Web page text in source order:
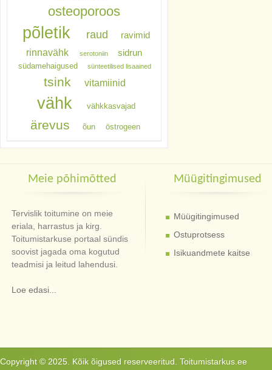
osteoporoos
põletik raud ravimid
rinnavähk serotoniin sidrun
südamehaigused sünteetilised lisaained
tsink vitamiinid
vähk vähkkasvajad
ärevus õun östrogeen
Meie põhimõtted
Tervislik toitumine on meie
eriala, harrastus ja kirg.
Toitumistarkuse portaal sündis
soovist jagada oma kogutud
teadmisi ja leitud lahendusi.
Loe edasi...
Müügitingimused
Müügitingimused
Ostuprotsess
Isikuandmete kaitse
Copyright © 2025. Kõik õigused reserveeritud. Toitumistarkus.ee